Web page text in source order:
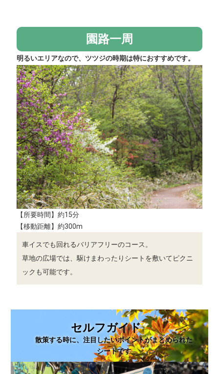
園路一周
明るいエリアなので、ツツジの時期は特におすすめです。
【所要時間】約15分
【移動距離】約300m
車イスでも回れるバリアフリーのコース。
草地の広場では、駆けまわったりシートを敷いてピクニ
ックも可能です。
セルフガイド
散策する時に、注目したいポイントがまとめられた
シートです